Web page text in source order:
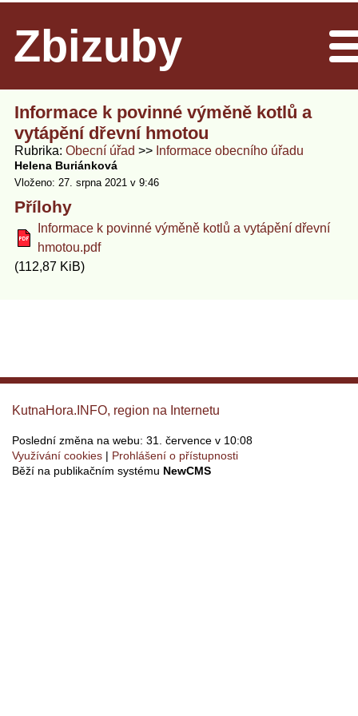
Zbizuby
Informace k povinné výměně kotlů a
vytápění dřevní hmotou
Rubrika Obecní úřad Informace obecního úřadu
Helena Buriánková
Vloženo: 27. srpna 2021 v 9:46
Přílohy
Informace k povinné výměně kotlů a vytápění dřevní
hmotou.pdf
(112,87 KiB)
KutnaHora.INFO, region na Internetu
Poslední změna na webu: 31. července v 10:08
Využívání cookies
Prohlášení o přístupnosti
Běží na publikačním systému NewCMS